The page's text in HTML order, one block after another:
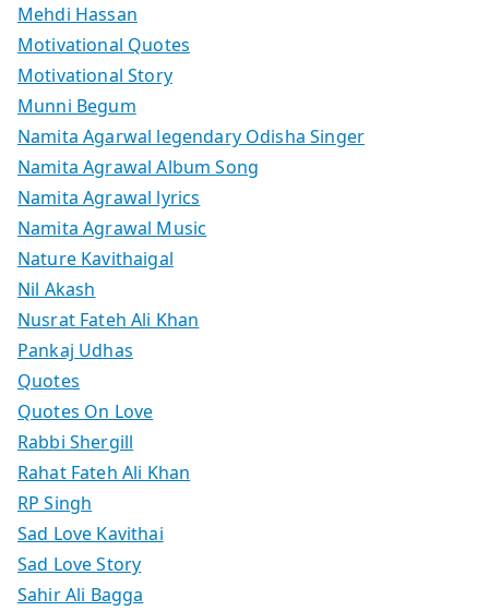
Mehdi Hassan
Motivational Quotes
Motivational Story
Munni Begum
Namita Agarwal legendary Odisha Singer
Namita Agrawal Album Song
Namita Agrawal lyrics
Namita Agrawal Music
Nature Kavithaigal
Nil Akash
Nusrat Fateh Ali Khan
Pankaj Udhas
Quotes
Quotes On Love
Rabbi Shergill
Rahat Fateh Ali Khan
RP Singh
Sad Love Kavithai
Sad Love Story
Sahir Ali Bagga